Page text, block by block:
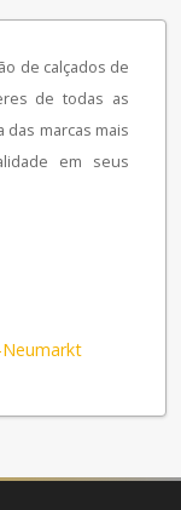
de calçados de
de todas as
das marcas mais
em seus